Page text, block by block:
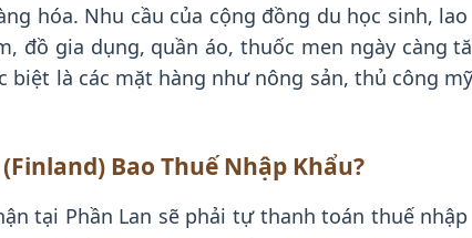
hóa. Nhu cầu của cộng đồng du học sinh,
đồ gia dụng, quần áo, thuốc men ngày càng
là các mặt hàng như nông sản, thủ công
Bao Thuế Nhập Khẩu?
tại Phần Lan sẽ phải tự thanh toán thuế nhập